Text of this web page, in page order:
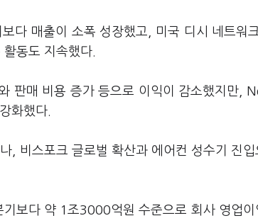
다 매출이 소폭 성장했고, 미국 디시 네트워
동도 지속했다.
판매 비용 증가 등으로 이익이 감소했지만,
화했다.
, 비스포크 글로벌 확산과 에어컨 성수기 진
보다 약 1조3000억원 수준으로 회사 영업이